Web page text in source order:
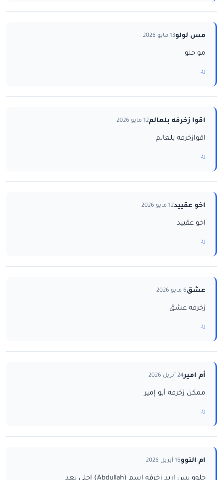
مس لولو13 مايو 2026
مو حلو
رد
اقوا زخرفه بلعالم12 مايو 2026
اقوازخرفه بلعالم
رد
اخو عقييد12 مايو 2026
اخو عقييد
رد
عشق6 مايو 2026
زخرفه عشق
رد
أم امير24 أبريل 2026
ممكن زخرفه أبو إمير
رد
ام النوو16 أبريل 2026
حلوو بس اريد زخرفه اسم (Abdullah) احلى بعد